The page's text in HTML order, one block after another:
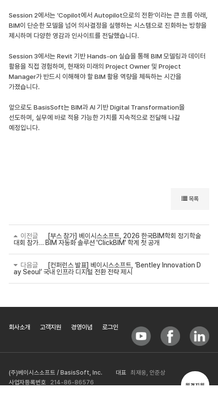
Session 2에서는 ‘Copilot에서 Autopilot으로의 전환’이라는 큰 흐름 아래,
BIM이 단순한 모델을 넘어 의사결정을 실행하는 시스템으로 진화하는 방향을
제시하며 다양한 영감과 인사이트를 전달했습니다.
Session 3에서는 Revit 기반 Hands-on 실습을 통해 BIM 모델링과 데이터
활용을 직접 경험하며, 현재와 미래의 Project Owner 및 Project
Manager가 반드시 이해해야 할 BIM 활용 역량을 체득하는 시간을
가졌습니다.
앞으로도 BasisSoft는 BIM과 AI 기반 Digital Transformation을
선도하며, 실무에 바로 적용 가능한 가치를 지속적으로 전달해 나갈
예정입니다.
목록
이전글
[부스 참가] 베이시스소프트, 2026 한국BIM학회 정기학술
대회 참가… BIM 자동화 솔루션 'ClickBIM' 학계 첫 공개
다음글
[컨퍼런스 발표] 베이시스소프트, ‘Bentley Innovation D
ay Seoul’ 국내 인프라 디지털 전환 전략 제시
회사소개 고객지원 경영이념 로그인
(주)베이시스소프트 / BasisSoft, Inc. 대표 최재웅, 안준상
사업자등록번호
214-86-86576
원격지원